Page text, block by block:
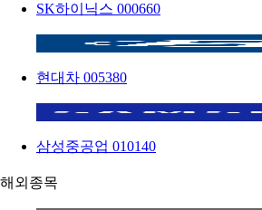
SK하이닉스 000660
현대차 005380
삼성중공업 010140
해외종목